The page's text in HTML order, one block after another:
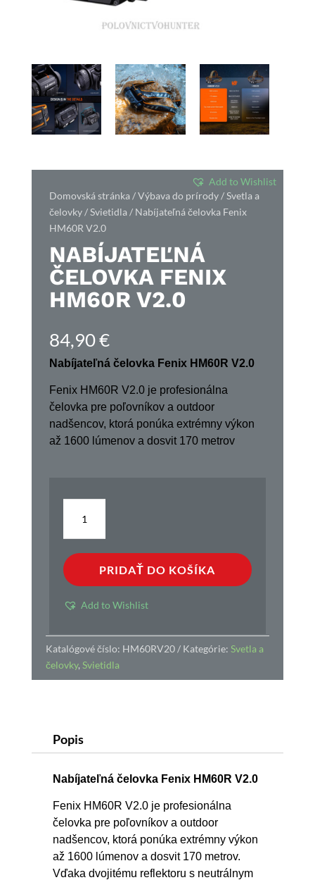
Add to Wishlist
Domovská stránka/Výbava do prírody/Svetla a
čelovky/Svietidla/ Nabíjateľná čelovka Fenix
HM60R V2.0
NABÍJATEĽNÁ
ČELOVKA FENIX
HM60R V2.0
84,90€
Nabíjateľná čelovka Fenix HM60R V2.0
Fenix HM60R V2.0 je profesionálna
čelovka pre poľovníkov a outdoor
nadšencov, ktorá ponúka extrémny výkon
až 1600 lúmenov a dosvit 170 metrov
Nabíjateľná
čelovka
Fenix
HM60R
V2.0
PRIDAŤ DO KOŠÍKA
Add to Wishlist
Katalógové číslo: HM60RV20 Kategórie: Svetla a
čelovky, Svietidla
Popis
Nabíjateľná čelovka Fenix HM60R V2.0
Fenix HM60R V2.0 je profesionálna
čelovka pre poľovníkov a outdoor
nadšencov, ktorá ponúka extrémny výkon
až 1600 lúmenov a dosvit 170 metrov.
Vďaka dvojitému reflektoru s neutrálnym